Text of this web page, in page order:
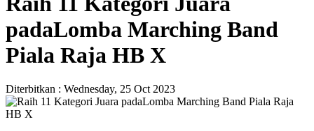
padaLomba Marching Band
Piala Raja HB X
Diterbitkan : Wednesday, 25 Oct 2023